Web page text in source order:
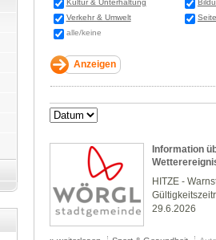
Kultur & Unterhaltung
Verkehr & Umwelt
alle/keine
Information
HITZE -
29.6.2026